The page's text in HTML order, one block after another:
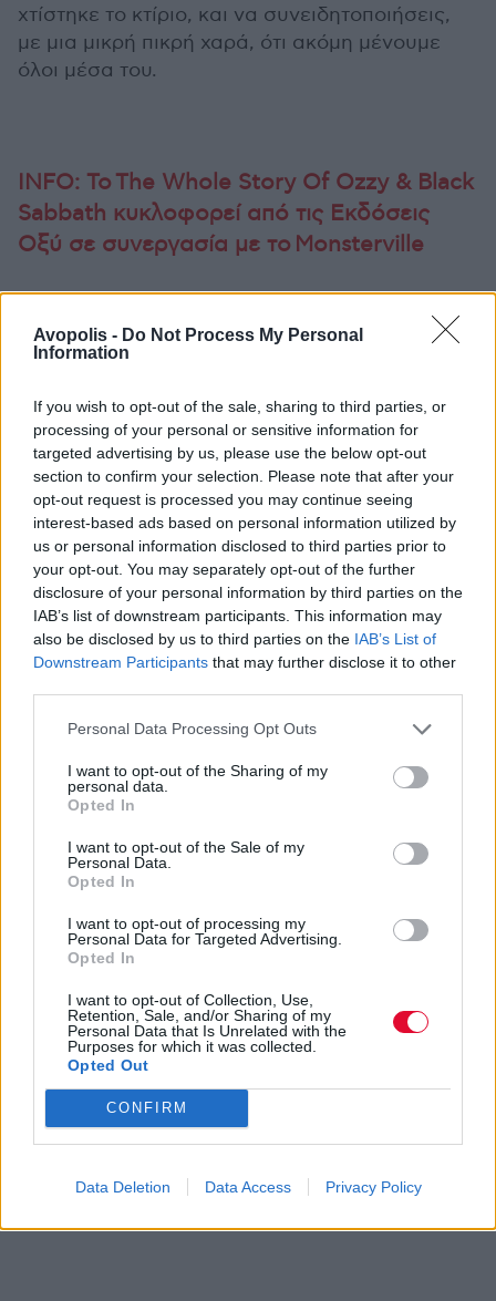
Avopolis - Do Not Process My Personal
Information
If you wish to opt-out of the sale, sharing to third parties, or
processing of your personal or sensitive information for
targeted advertising by us, please use the below opt-out
section to confirm your selection. Please note that after your
opt-out request is processed you may continue seeing
interest-based ads based on personal information utilized by
us or personal information disclosed to third parties prior to
your opt-out. You may separately opt-out of the further
disclosure of your personal information by third parties on the
IAB’s list of downstream participants. This information may
also be disclosed by us to third parties on the IAB’s List of
Downstream Participants that may further disclose it to other
Personal Data Processing Opt Outs
I want to opt-out of the Sharing of my
personal data.
Opted In
I want to opt-out of the Sale of my
Personal Data.
Opted In
I want to opt-out of processing my
Personal Data for Targeted Advertising.
Opted In
I want to opt-out of Collection, Use,
Retention, Sale, and/or Sharing of my
Personal Data that Is Unrelated with the
Purposes for which it was collected.
Opted Out
CONFIRM
Data Deletion Data Access Privacy Policy
χτίστηκε το κτίριο, και να συνειδητοποιήσεις,
με μια μικρή πικρή χαρά, ότι ακόμη μένουμε
όλοι μέσα του.
INFO: To The Whole Story Of Ozzy & Black
Sabbath κυκλοφορεί από τις Εκδόσεις
Οξύ σε συνεργασία με το Monsterville
Ακολούθησε το Avopolis Network στοGoogle
News
Ποτέ δεν είναι αργά, κυριολεκτικά. Ο
βάλει κάτω και κυκλοφορεί το 1ο του
άλμπουμ με ορχηστρικές συνθέσεις και
Μάκης Μηλάτος